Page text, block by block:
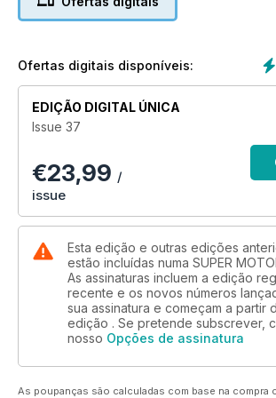
Ofertas digitais disponíveis:
EDIÇÃO DIGITAL ÚNICA
Issue 37
€23,99 /
issue
Esta edição e outras edições
estão incluídas numa SUPER
As assinaturas incluem a edição
recente e os novos números
sua assinatura e começam a partir
edição . Se pretende subscrever,
nosso Opções de assinatura
As poupanças são calculadas com base na compra